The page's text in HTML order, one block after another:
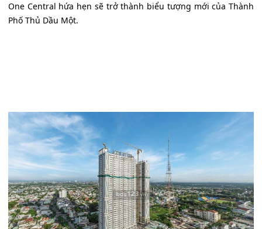
One Central hứa hẹn sẽ trở thành biểu tượng mới của Thành
Phố Thủ Dầu Một.